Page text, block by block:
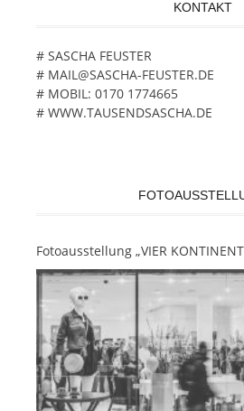
KONTAKT
# SASCHA FEUSTER
# MAIL@SASCHA-FEUSTER.DE
# MOBIL: 0170 1774665
# WWW.TAUSENDSASCHA.DE
Fotoausstellung „VIER